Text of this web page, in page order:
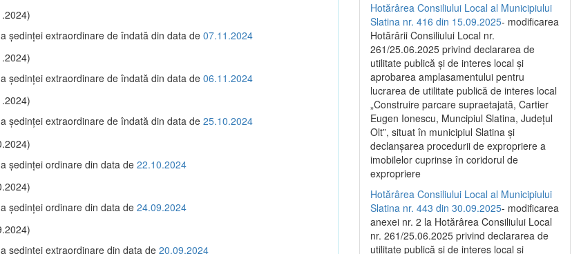
şedinţei extraordinare de îndată din data de 07.11.2024
şedinţei extraordinare de îndată din data de 06.11.2024
şedinţei extraordinare de îndată din data de 25.10.2024
şedinţei ordinare din data de 22.10.2024
şedinţei ordinare din data de 24.09.2024
şedinţei extraordinare din data de 20.09.2024
Hotărârea Consiliului Local al Municipiului
Slatina nr. 416 din 15.09.2025- modificarea
Hotărârii Consiliului Local nr.
261/25.06.2025 privind declararea de
utilitate publică și de interes local și
aprobarea amplasamentului pentru
lucrarea de utilitate publică de interes local
„Construire parcare supraetajată, Cartier
Eugen Ionescu, Muncipiul Slatina, Județul
Olt”, situat în municipiul Slatina și
declanșarea procedurii de expropriere a
imobilelor cuprinse în coridorul de
expropriere
Hotărârea Consiliului Local al Municipiului
Slatina nr. 443 din 30.09.2025- modificarea
anexei nr. 2 la Hotărârea Consiliului Local
nr. 261/25.06.2025 privind declararea de
utilitate publică şi de interes local şi